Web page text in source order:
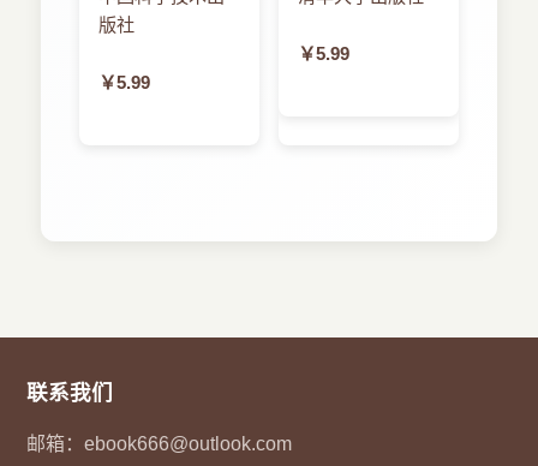
版社
￥5.99
￥5.99
联系我们
邮箱：ebook666@outlook.com